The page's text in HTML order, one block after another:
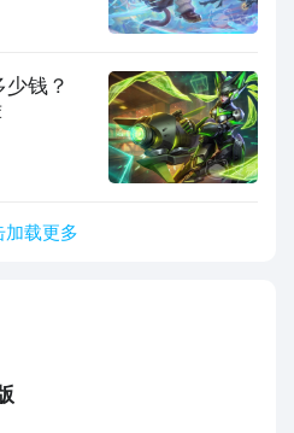
钱？
加载更多